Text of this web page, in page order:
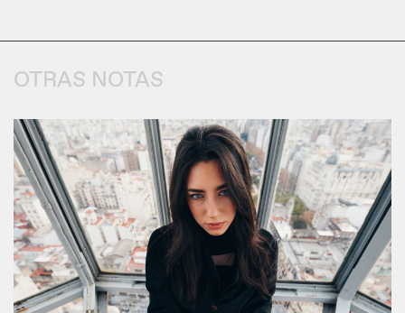
OTRAS NOTAS